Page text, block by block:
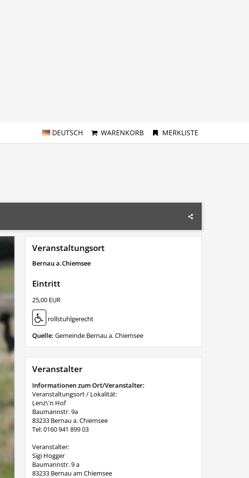
DEUTSCH WARENKORB MERKLISTE
Veranstaltungsort
Bernau a.Chiemsee
Eintritt
25,00 EUR
rollstuhlgerecht
Quelle: Gemeinde Bernau a. Chiemsee
Veranstalter
Informationen zum Ort/Veranstalter:
Veranstaltungsort / Lokalität:
Lenz\'n Hof
Baumannstr. 9a
83233 Bernau a. Chiemsee
Tel: 0160 941 899 03
Veranstalter:
Sigi Hogger
Baumannstr. 9 a
83233 Bernau am Chiemsee